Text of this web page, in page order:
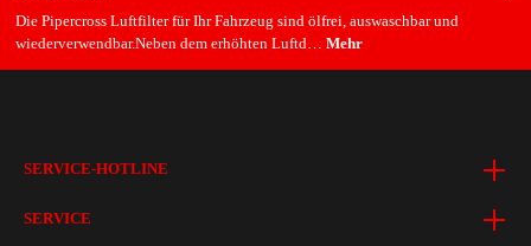
Die Pipercross Luftfilter für Ihr Fahrzeug sind ölfrei, auswaschbar und
wiederverwendbar.Neben dem erhöhten Luftd… Mehr
SERVICE-HOTLINE
SERVICE